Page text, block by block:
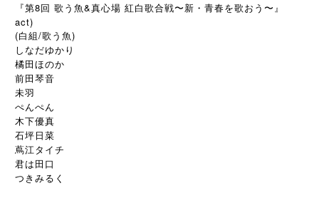
『第8回 歌う魚&真心場 紅白歌合戦〜新・青春を歌おう〜』
act)
(白組/歌う魚)
しなだゆかり
橘田ほのか
前田琴音
未羽
ぺんぺん
木下優真
石坪日菜
蔦江タイチ
君は田口
つきみるく